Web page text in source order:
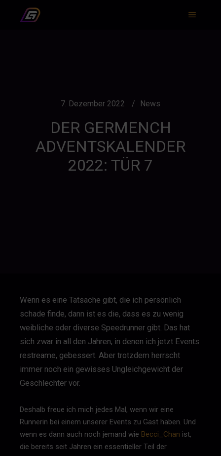
7. Dezember 2022 News
DER GERMENCH
ADVENTSKALENDER
2022: TÜR 7
Wenn es eine Tatsache gibt, die ich persönlich
schade finde, dann ist es die, dass es zu wenig
weibliche oder diverse Speedrunner gibt. Das hat
sich zwar in all den Jahren, in denen ich jetzt Events
restreame, gebessert. Aber trotzdem herrscht
immer noch ein gewisses Ungleichgewicht der
Geschlechter vor.
Deshalb freue ich mich jedes Mal, wenn wir eine
Runnerin bei einem unserer Events zu Gast haben. Und
wenn es dann auch noch jemand wie Becci_Chan ist,
die bereits seit Jahren ein essentieller Teil der